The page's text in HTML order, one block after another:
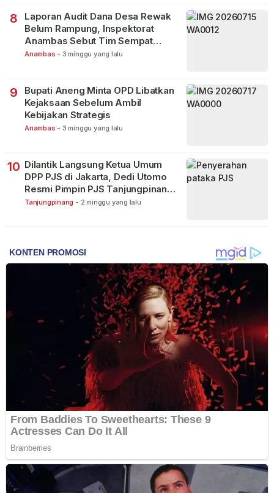
8
Laporan Audit Dana Desa Rewak
Belum Rampung, Inspektorat
Anambas Sebut Tim Sempat
Terbagi Tangani Kasus Lain
Anambas - 3 minggu yang lalu
9
Bupati Aneng Minta OPD Libatkan
Kejaksaan Sebelum Ambil
Kebijakan Strategis
Anambas - 3 minggu yang lalu
10 Dilantik Langsung Ketua Umum
DPP PJS di Jakarta, Dedi Utomo
Resmi Pimpin PJS Tanjungpinang-
Bintan
Tanjungpinang - 2 minggu yang lalu